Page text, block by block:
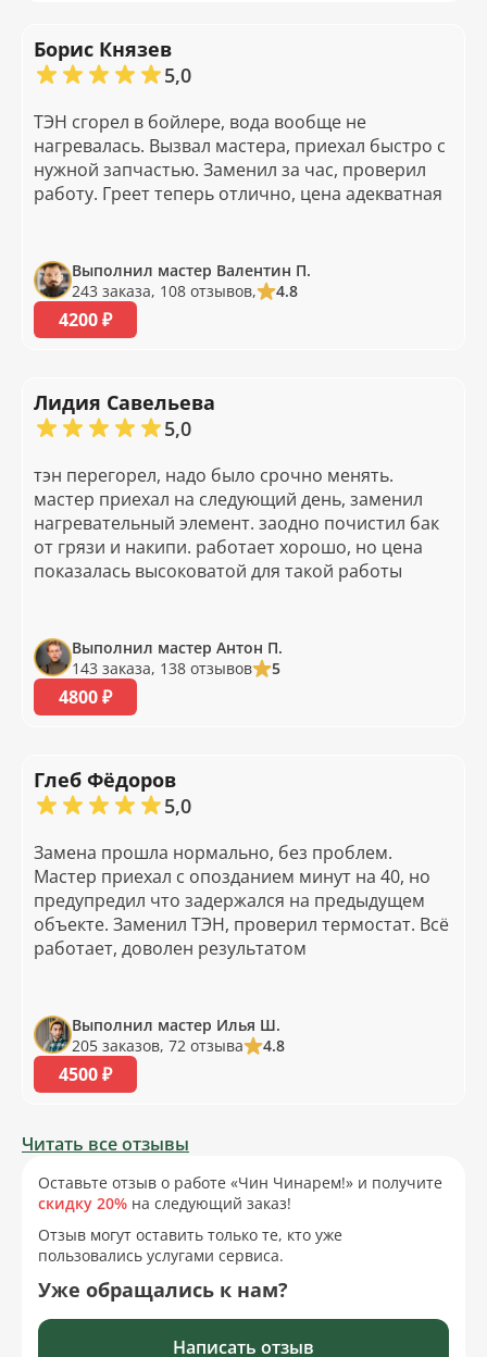
Борис Князев
5,0
ТЭН сгорел в бойлере, вода вообще не
нагревалась. Вызвал мастера, приехал быстро с
нужной запчастью. Заменил за час, проверил
работу. Греет теперь отлично, цена адекватная
Выполнил мастер Валентин П.
243 заказа, 108 отзывов,
4.8
4200 ₽
Лидия Савельева
5,0
тэн перегорел, надо было срочно менять.
мастер приехал на следующий день, заменил
нагревательный элемент. заодно почистил бак
от грязи и накипи. работает хорошо, но цена
показалась высоковатой для такой работы
Выполнил мастер Антон П.
143 заказа, 138 отзывов
5
4800 ₽
Глеб Фёдоров
5,0
Замена прошла нормально, без проблем.
Мастер приехал с опозданием минут на 40, но
предупредил что задержался на предыдущем
объекте. Заменил ТЭН, проверил термостат. Всё
работает, доволен результатом
Выполнил мастер Илья Ш.
205 заказов, 72 отзыва
4.8
4500 ₽
Читать все отзывы
Оставьте отзыв о работе «Чин Чинарем!» и получите
скидку 20% на следующий заказ!
Отзыв могут оставить только те, кто уже
пользовались услугами сервиса.
Уже обращались к нам?
Написать отзыв